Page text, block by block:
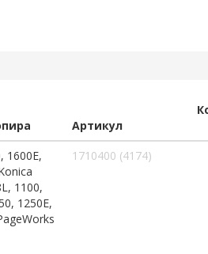
Артикул
1600E,
1100,
1250E,
1710400 (4174)